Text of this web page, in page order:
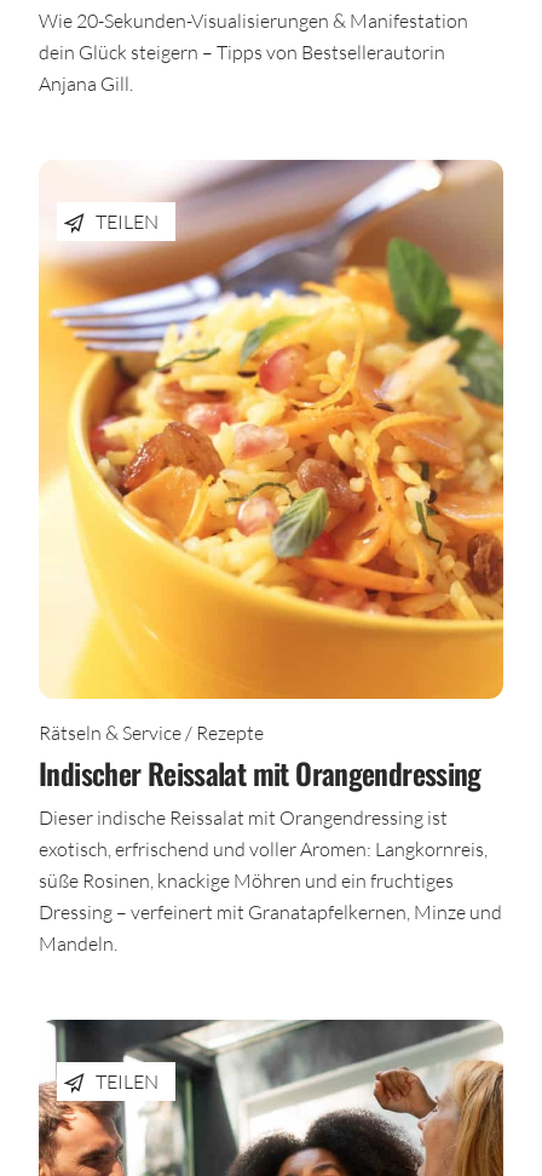
Wie 20-Sekunden-Visualisierungen & Manifestation
dein Glück steigern – Tipps von Bestsellerautorin
Anjana Gill.
TEILEN
Rätseln & Service / Rezepte
Indischer Reissalat mit Orangendressing
Dieser indische Reissalat mit Orangendressing ist
exotisch, erfrischend und voller Aromen: Langkornreis,
süße Rosinen, knackige Möhren und ein fruchtiges
Dressing – verfeinert mit Granatapfelkernen, Minze und
Mandeln.
TEILEN